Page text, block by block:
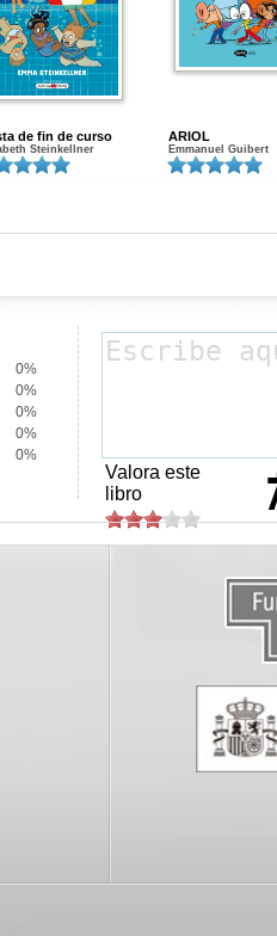
de fin de curso
Steinkellner
ARIOL
Emmanuel Guibert
0%
0%
0%
0%
0%
Valora este
libro